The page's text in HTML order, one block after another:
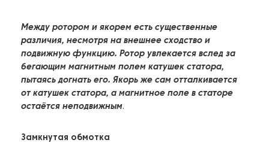
Между ротором и якорем есть существенные
различия, несмотря на внешнее сходство и
подвижную функцию. Ротор увлекается вслед за
бегающим магнитным полем катушек статора,
пытаясь догнать его. Якорь же сам отталкивается
от катушек статора, а магнитное поле в статоре
остаётся неподвижным.
Замкнутая обмотка